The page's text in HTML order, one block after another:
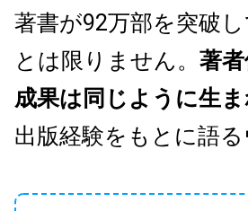
著書が92万部を突破
とは限りません。 著
成果は同じように生
出版経験をもとに語